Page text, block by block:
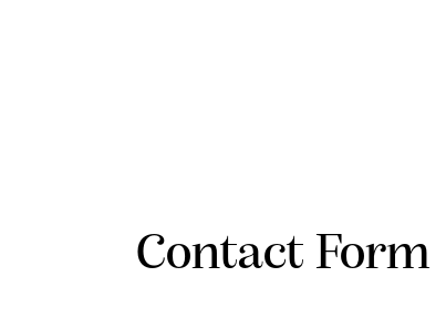
Contact Form